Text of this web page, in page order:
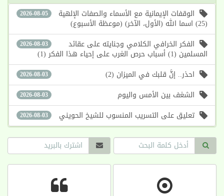
2026-08-05 الوقفات الإيمانية مع الأسماء والصفات الإلهية
(25) اسما الله (الأول، الآخر) (موعظة الأسبوع)
2026-08-03 الفكر الخرافي الكلامي وجنايته على عقائد
المسلمين (1) أسباب حرص الغرب على إحياء هذا الفكر (1)
2026-08-03 احذر.. إنَّ قلبك في الميزان (2)
2026-08-03 الشغف بين الأمس واليوم
2026-08-03 تعليق على التسريب المنسوب للشيخ الحويني